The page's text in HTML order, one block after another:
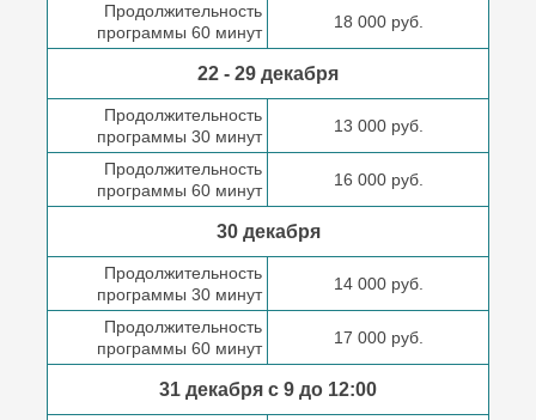
Продолжительность
программы 60 минут
18 000 руб.
22 - 29 декабря
Продолжительность
программы 30 минут
13 000 руб.
Продолжительность
программы 60 минут
16 000 руб.
30 декабря
Продолжительность
программы 30 минут
14 000 руб.
Продолжительность
программы 60 минут
17 000 руб.
31 декабря с 9 до 12:00